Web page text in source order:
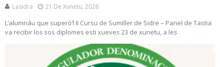
Lasidra 21 De Xunetu, 2026
L’alumnáu que superó’l II Cursu de Sumiller de Sidre – Panel de Tastia
va recibir los sos diplomes esti xueves 23 de xunetu, a les